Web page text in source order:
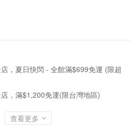
，夏日快閃 - 全館滿$699免運 (限超
，滿$1,200免運(限台灣地區)
查看更多